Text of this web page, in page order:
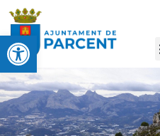
Abrir barra de herramientas